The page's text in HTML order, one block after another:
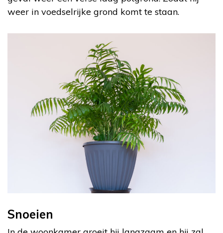
weer in voedselrijke grond komt te staan.
Snoeien